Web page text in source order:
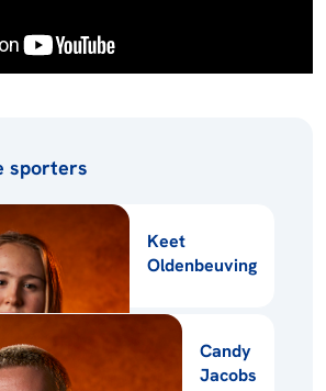
sporters
Keet
Oldenbeuving
Candy
Jacobs